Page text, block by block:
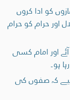
کو ادا کروں
اور حرام کو حرام
اور امام کسی
ہو۔
کہ صفوں کی